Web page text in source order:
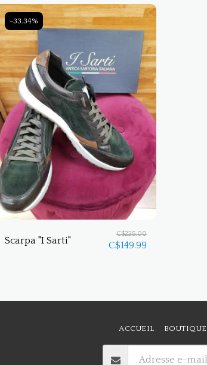
-33.34%
Scarpa "I Sarti"
C$225.00
C$149.99
ACCUEIL BOUTIQUE